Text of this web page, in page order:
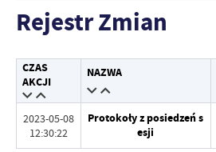
Rejestr Zmian
CZAS
AKCJI
NAZWA
2023-05-08
12:30:22
Protokoły z posiedzeń s
esji